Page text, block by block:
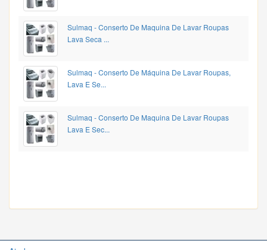
Sulmaq - Conserto De Maquina De Lavar Roupas
Lava Seca ...
Sulmaq - Conserto De Máquina De Lavar Roupas,
Lava E Se...
Sulmaq - Conserto De Maquina De Lavar Roupas
Lava E Sec...